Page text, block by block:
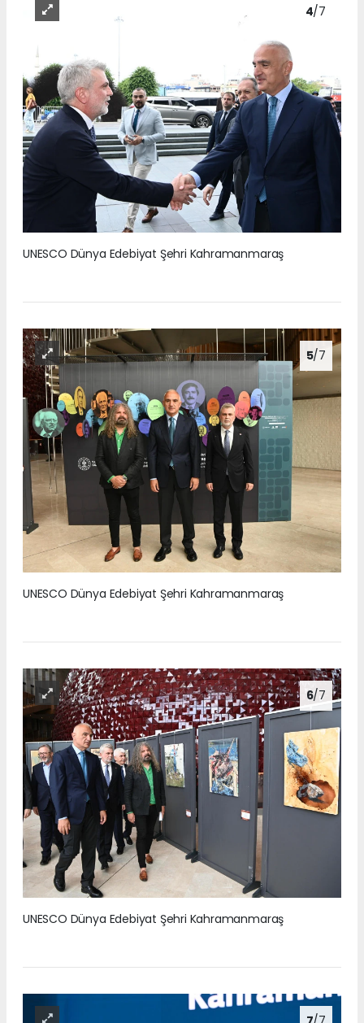
4/7
UNESCO Dünya Edebiyat Şehri Kahramanmaraş
5/7
UNESCO Dünya Edebiyat Şehri Kahramanmaraş
6/7
UNESCO Dünya Edebiyat Şehri Kahramanmaraş